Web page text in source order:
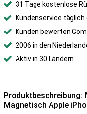
31 Tage kostenlose
Kundenservice täglich
Kunden bewerten
2006 in den
Aktiv in 30 Ländern
Produktbeschreibung:
Magnetisch Apple